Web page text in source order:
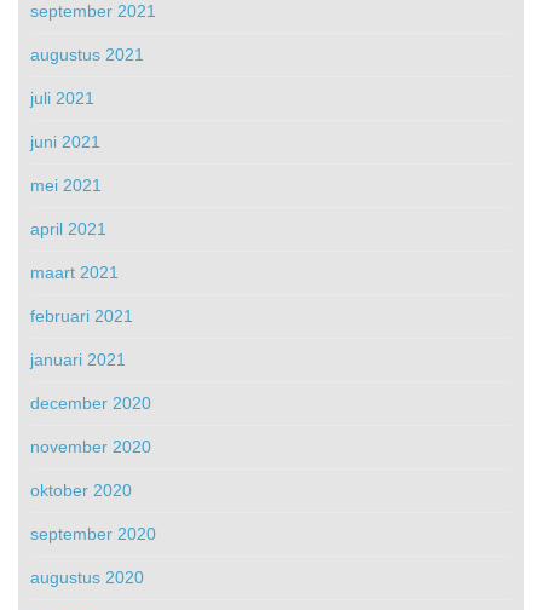
september 2021
augustus 2021
juli 2021
juni 2021
mei 2021
april 2021
maart 2021
februari 2021
januari 2021
december 2020
november 2020
oktober 2020
september 2020
augustus 2020